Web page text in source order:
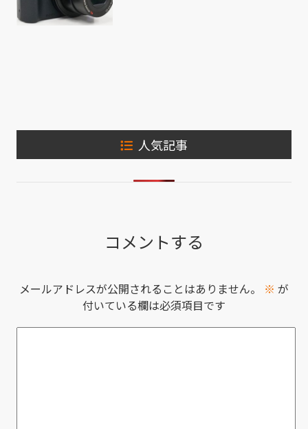
人気記事
コメントする
メールアドレスが公開されることはありません。 ※ が
付いている欄は必須項目です